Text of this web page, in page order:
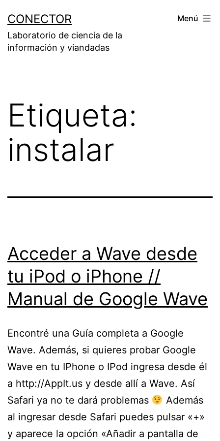
contenido
CONECTOR
Laboratorio de ciencia de la
información y viandadas
Menú
Etiqueta:
instalar
Acceder a Wave desde
tu iPod o iPhone //
Manual de Google Wave
Encontré una Guía completa a Google
Wave. Además, si quieres probar Google
Wave en tu IPhone o IPod ingresa desde él
a http://AppIt.us y desde allí a Wave. Así
Safari ya no te dará problemas
Además
al ingresar desde Safari puedes pulsar «+»
y aparece la opción «Añadir a pantalla de